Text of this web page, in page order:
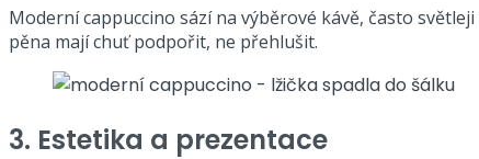
Moderní cappuccino sází na výběrové kávě, často
pěna mají chuť podpořit, ne přehlušit.
3. Estetika a prezentace